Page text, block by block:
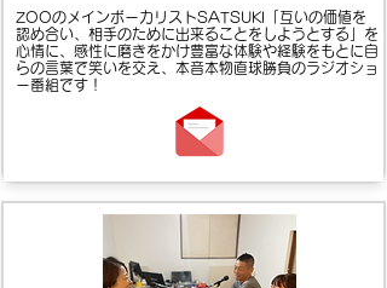
ZOOのメインボーカリストSATSUKI「互いの価値を
認め合い、相手のために出来ることをしようとする」を
心情に、感性に磨きをかけ豊富な体験や経験をもとに​自
らの言葉で笑いを交え、本音本物直球勝負のラジオショ
ー番組です！